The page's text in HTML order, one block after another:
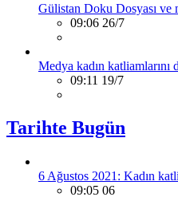
Gülistan Doku Dosyası ve
09:06 26/7
Medya kadın
09:11 19/7
Tarihte Bugün
6 Ağustos 2021: Kadın
09:05 06